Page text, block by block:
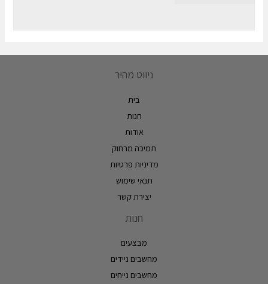
ניווט מהיר
בית
חנות
אודות
תמיכה מרחוק
מדיניות פרטיות
תנאי שימוש
יצירת קשר
חנות
מבצעים
מחשבים ניידים
מחשבים נייחים